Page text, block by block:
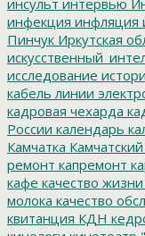
инфекция инфляция
Пинчук Иркутская
исследование
кабель линии
кадровая чехарда
России календарь
Камчатка
ремонт капремонт
кафе качество жизни
молока качество
квитанция КДН